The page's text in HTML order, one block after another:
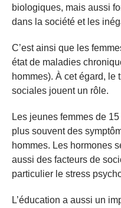
biologiques, mais aussi
dans la société et les
C’est ainsi que les
état de maladies
hommes). À cet égard, le
sociales jouent un rôle.
Les jeunes femmes de
plus souvent des
hommes. Les hormones
aussi des facteurs de
particulier le stress
L’éducation a aussi un